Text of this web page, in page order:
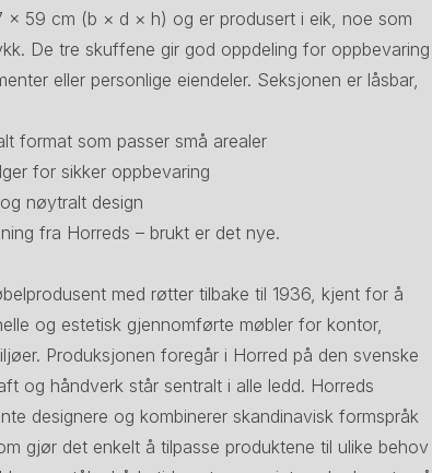
× 59 cm (b × d × h) og er produsert i eik, noe som
De tre skuffene gir god oppdeling for oppbevaring
eller personlige eiendeler. Seksjonen er låsbar,
format som passer små arealer
for sikker oppbevaring
nøytralt design
fra Horreds – brukt er det nye.
med røtter tilbake til 1936, kjent for å
og estetisk gjennomførte møbler for kontor,
Produksjonen foregår i Horred på den svenske
og håndverk står sentralt i alle ledd. Horreds
designere og kombinerer skandinavisk formspråk
gjør det enkelt å tilpasse produktene til ulike behov